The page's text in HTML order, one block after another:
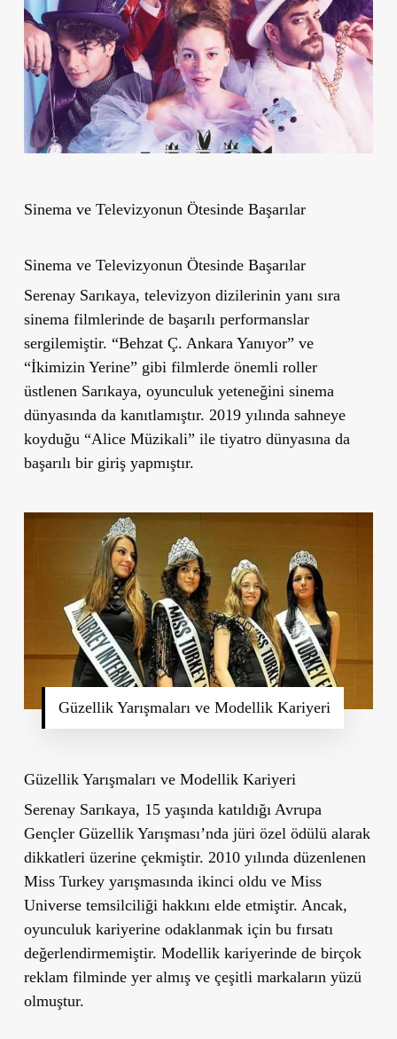
Sinema ve Televizyonun Ötesinde Başarılar
Sinema ve Televizyonun Ötesinde Başarılar
Serenay Sarıkaya, televizyon dizilerinin yanı sıra
sinema filmlerinde de başarılı performanslar
sergilemiştir. “Behzat Ç. Ankara Yanıyor” ve
“İkimizin Yerine” gibi filmlerde önemli roller
üstlenen Sarıkaya, oyunculuk yeteneğini sinema
dünyasında da kanıtlamıştır. 2019 yılında sahneye
koyduğu “Alice Müzikali” ile tiyatro dünyasına da
başarılı bir giriş yapmıştır.
Güzellik Yarışmaları ve Modellik Kariyeri
Güzellik Yarışmaları ve Modellik Kariyeri
Serenay Sarıkaya, 15 yaşında katıldığı Avrupa
Gençler Güzellik Yarışması’nda jüri özel ödülü alarak
dikkatleri üzerine çekmiştir. 2010 yılında düzenlenen
Miss Turkey yarışmasında ikinci oldu ve Miss
Universe temsilciliği hakkını elde etmiştir. Ancak,
oyunculuk kariyerine odaklanmak için bu fırsatı
değerlendirmemiştir. Modellik kariyerinde de birçok
reklam filminde yer almış ve çeşitli markaların yüzü
olmuştur.